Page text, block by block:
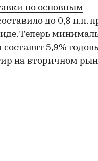
по основным
до 0,8 п.п.
Теперь
5,9%
на вторичном